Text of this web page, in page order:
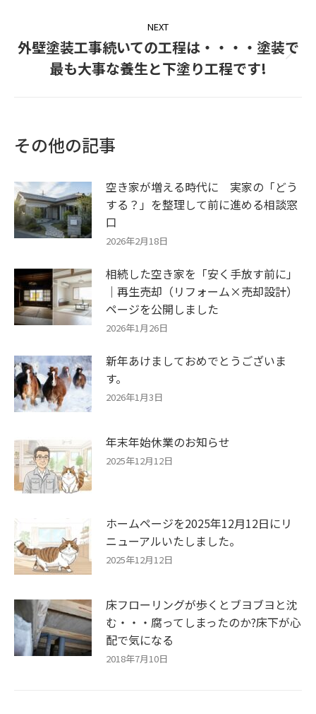
NEXT
Next
post:
外壁塗装工事続いての工程は・・・・塗装で
最も大事な養生と下塗り工程です!
その他の記事
空き家が増える時代に 実家の「どう
する？」を整理して前に進める相談窓
口
2026年2月18日
相続した空き家を「安く手放す前に」
｜再生売却（リフォーム×売却設計）
ページを公開しました
2026年1月26日
新年あけましておめでとうございま
す。
2026年1月3日
年末年始休業のお知らせ
2025年12月12日
ホームページを2025年12月12日にリ
ニューアルいたしました。
2025年12月12日
床フローリングが歩くとブヨブヨと沈
む・・・腐ってしまったのか?床下が心
配で気になる
2018年7月10日